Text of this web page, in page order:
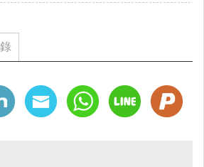
書附錄新增〈消滅時效制度修正草案〉的介
本次改版在意思表示和權利行使章節新增了
附上體系地圖使讀者快速瀏覽後才展開章
清晰、淺顯易懂，讓你徹底掌握體系架構